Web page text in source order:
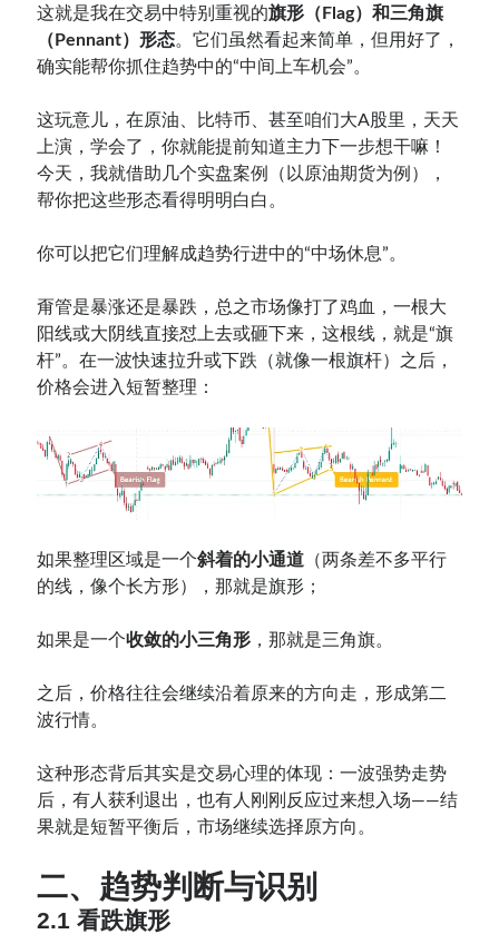
这就是我在交易中特别重视的旗形（Flag）和三角旗
（Pennant）形态。它们虽然看起来简单，但用好了，
确实能帮你抓住趋势中的“中间上车机会”。
这玩意儿，在原油、比特币、甚至咱们大A股里，天天
上演，学会了，你就能提前知道主力下一步想干嘛！
今天，我就借助几个实盘案例（以原油期货为例），
帮你把这些形态看得明明白白。
你可以把它们理解成趋势行进中的“中场休息”。
甭管是暴涨还是暴跌，总之市场像打了鸡血，一根大
阳线或大阴线直接怼上去或砸下来，这根线，就是“旗
杆”。在一波快速拉升或下跌（就像一根旗杆）之后，
价格会进入短暂整理：
如果整理区域是一个斜着的小通道 （两条差不多平行
的线，像个长方形），那就是旗形；
如果是一个收敛的小三角形 ，那就是三角旗。
之后，价格往往会继续沿着原来的方向走，形成第二
波行情。
这种形态背后其实是交易心理的体现：一波强势走势
后，有人获利退出，也有人刚刚反应过来想入场——结
果就是短暂平衡后，市场继续选择原方向。
二、趋势判断与识别
2.1 看跌旗形